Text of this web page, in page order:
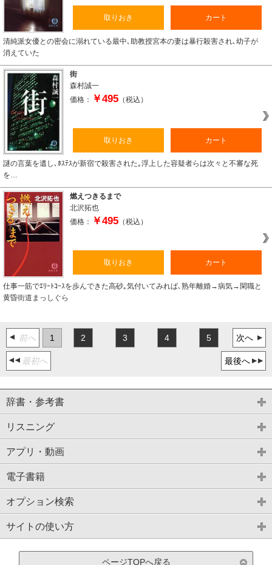
取りおき カート
清純派女優との密会に溺れている最中､助教授宮本の妻は暴行殺害され､幼子が
消えていた
街
森村誠一
価格：
￥495 （税込）
取りおき カート
謎の言葉を遺し､ﾎｽﾃｽが新宿で殺害された｡浮上した容疑者らは次々と不審な死
を…
燃えつきるまで
北沢拓也
価格：
￥495 （税込）
取りおき カート
仕事一筋でｴﾘｰﾄｺｰｽを歩んできた高砂｡気付いてみれば､熟年離婚→病気→閑職と
黄昏街道まっしぐら
最初へ
前へ 1 2 3 4 5 次へ
最後へ
辞書・参考書
リスニング
アプリ・動画
電子書籍
オプション検索
サイトの使い方
ページTOPへ戻る